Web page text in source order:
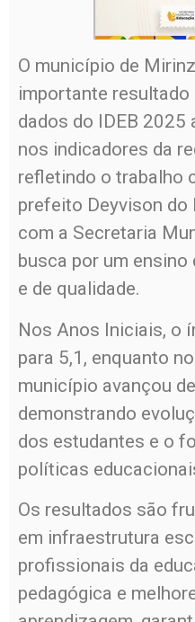
O município de
importante resultado
dados do IDEB
nos indicadores da
refletindo o trabalho
prefeito Deyvison do
com a Secretaria
busca por um
e de qualidade.
Nos Anos Iniciais, o
para 5,1, enquanto
município avançou
demonstrando
dos estudantes e o
políticas
Os resultados são
em infraestrutura
profissionais da
pedagógica e